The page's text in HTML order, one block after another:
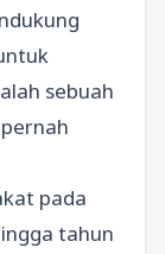
sebuah
pada
tahun